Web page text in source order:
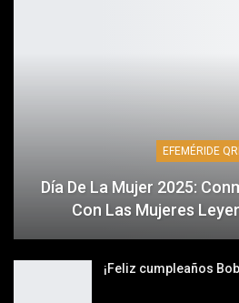
EFEMÉRIDE
Día De La Mujer 2025:
Con Las Mujeres
¡Feliz cumpleaños